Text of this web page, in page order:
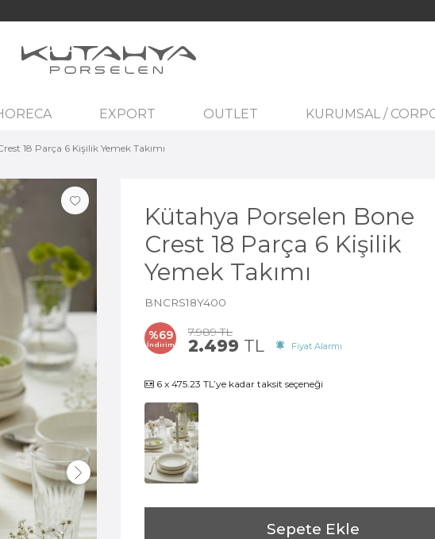
EXPORT OUTLET KURUMSAL /
18 Parça 6 Kişilik Yemek Takımı
Kütahya Porselen Bone
Crest 18 Parça 6 Kişilik
Yemek Takımı
BNCRS18Y400
%69
İndirim
7.989TL
2.499 TL Fiyat Alarmı
6 x 475.23 TL’ye kadar taksit seçeneği
Sepete Ekle